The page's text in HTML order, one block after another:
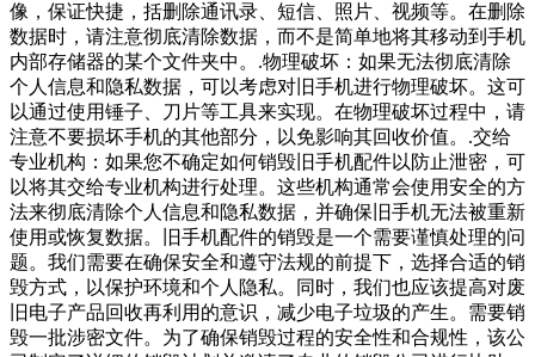
像，保证快捷，括删除通讯录、短信、照片、视频等。在删除
数据时，请注意彻底清除数据，而不是简单地将其移动到手机
内部存储器的某个文件夹中。.物理破坏：如果无法彻底清除
个人信息和隐私数据，可以考虑对旧手机进行物理破坏。这可
以通过使用锤子、刀片等工具来实现。在物理破坏过程中，请
注意不要损坏手机的其他部分，以免影响其回收价值。.交给
专业机构：如果您不确定如何销毁旧手机配件以防止泄密，可
以将其交给专业机构进行处理。这些机构通常会使用安全的方
法来彻底清除个人信息和隐私数据，并确保旧手机无法被重新
使用或恢复数据。旧手机配件的销毁是一个需要谨慎处理的问
题。我们需要在确保安全和遵守法规的前提下，选择合适的销
毁方式，以保护环境和个人隐私。同时，我们也应该提高对废
旧电子产品回收再利用的意识，减少电子垃圾的产生。需要销
毁一批涉密文件。为了确保销毁过程的安全性和合规性，该公